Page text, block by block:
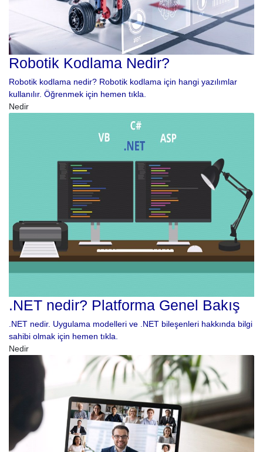
Robotik Kodlama Nedir?
Robotik kodlama nedir? Robotik kodlama için hangi yazılımlar
kullanılır. Öğrenmek için hemen tıkla.
Nedir
.NET nedir? Platforma Genel Bakış
.NET nedir. Uygulama modelleri ve .NET bileşenleri hakkında bilgi
sahibi olmak için hemen tıkla.
Nedir